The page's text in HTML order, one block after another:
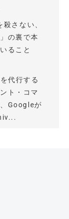
さない、
の裏で本
ること
代行する
ト・コマ
Googleが